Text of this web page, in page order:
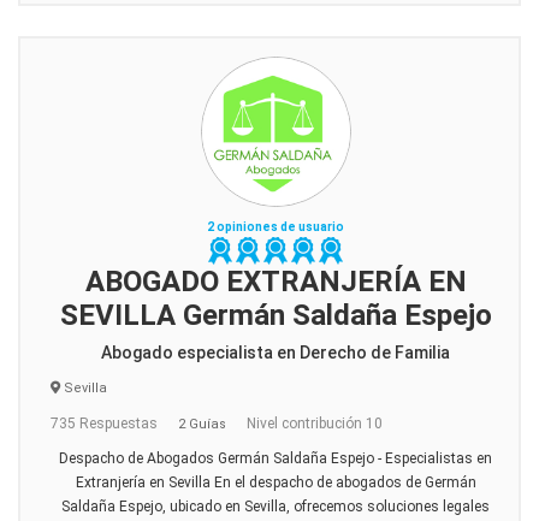
2 opiniones de usuario
ABOGADO EXTRANJERÍA EN
SEVILLA Germán Saldaña Espejo
Abogado especialista en Derecho de Familia
Sevilla
735 Respuestas 2 Guías Nivel contribución 10
Despacho de Abogados Germán Saldaña Espejo - Especialistas en
Extranjería en Sevilla En el despacho de abogados de Germán
Saldaña Espejo, ubicado en Sevilla, ofrecemos soluciones legales